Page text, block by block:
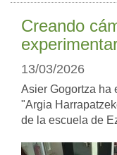
Creando
13/03/2026
Asier Gogortza ha
"Argia
de la escuela de